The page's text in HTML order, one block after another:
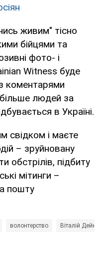
живим" тісно
бійцями та
фото- і
Witness буде
коментарями
людей за
в Україні.
свідком і маєте
– зруйновану
обстрілів, підбиту
мітинги –
пошту
волонтерство Віталій